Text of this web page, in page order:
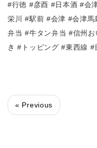
#行徳 #彦酉 #日本酒 #会
栄川 #駅前 #会津 #会津
弁当 #牛タン弁当 #信州
き #トッピング #東西線
« Previous